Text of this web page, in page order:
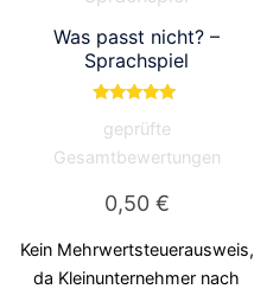
Was passt nicht? –
Sprachspiel
5.00
geprüfte
Gesamtbewertungen
0,50 €
Kein Mehrwertsteuerausweis,
da Kleinunternehmer nach